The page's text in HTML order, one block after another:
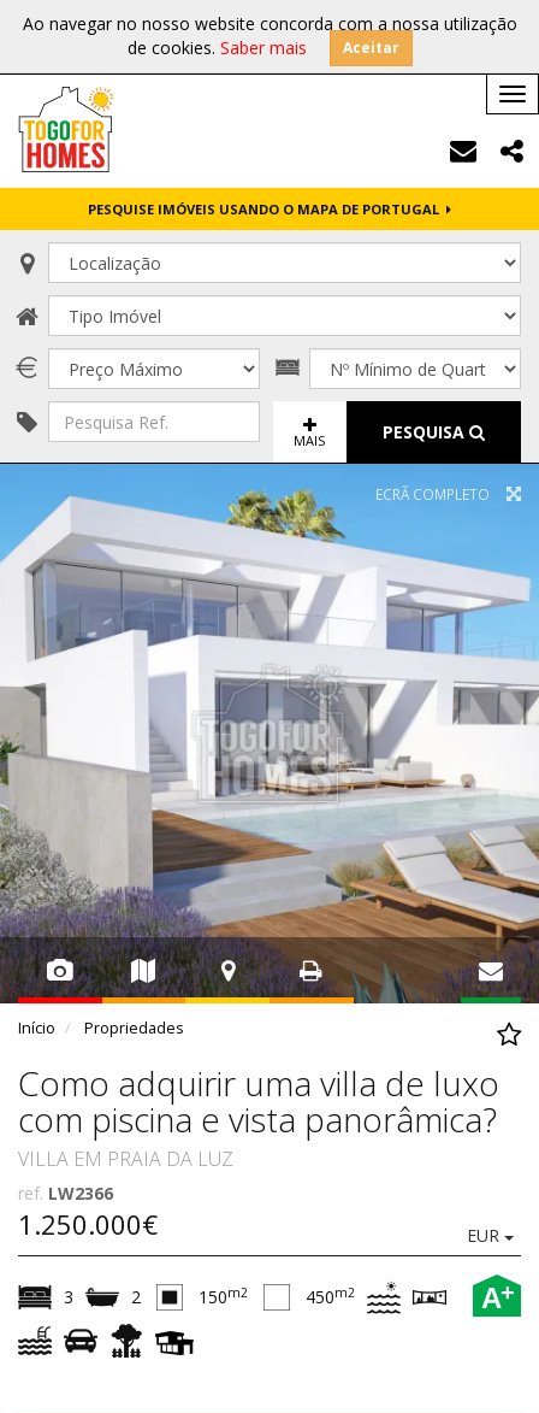
Ao navegar no nosso website concorda com a nossa utilização
de cookies. Saber mais Aceitar
PESQUISE IMÓVEIS USANDO O MAPA DE PORTUGAL
MAIS PESQUISA
ECRÃ COMPLETO
Início Propriedades
Como adquirir uma villa de luxo
com piscina e vista panorâmica?
VILLA EM PRAIA DA LUZ
ref. LW2366
1.250.000€ EUR
A+
3 2 150m2 450m2